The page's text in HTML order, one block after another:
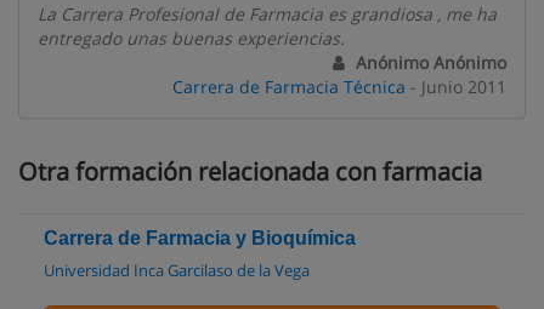
La Carrera Profesional de Farmacia es grandiosa , me ha
entregado unas buenas experiencias.
Anónimo Anónimo
Carrera de Farmacia Técnica - Junio 2011
Otra formación relacionada con farmacia
Carrera de Farmacia y Bioquímica
Universidad Inca Garcilaso de la Vega